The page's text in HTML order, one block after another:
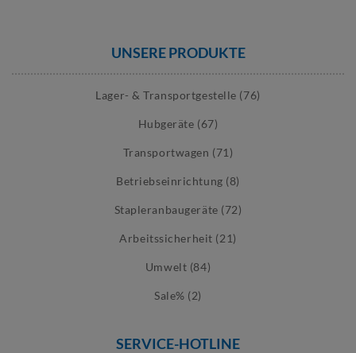
UNSERE PRODUKTE
Lager- & Transportgestelle (76)
Hubgeräte (67)
Transportwagen (71)
Betriebseinrichtung (8)
Stapleranbaugeräte (72)
Arbeitssicherheit (21)
Umwelt (84)
Sale% (2)
SERVICE-HOTLINE